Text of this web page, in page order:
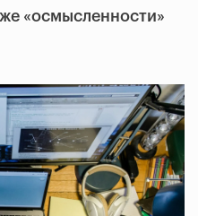
«осмысленности»